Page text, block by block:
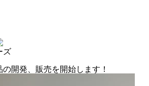
ズ
開発、販売を開始します！